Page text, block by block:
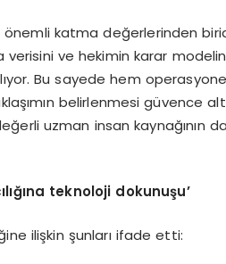
katma değerlerinden
ve hekimin karar
Bu sayede hem
belirlenmesi güvence
uzman insan kaynağının
teknoloji dokunuşu’
ilişkin şunları ifade etti: